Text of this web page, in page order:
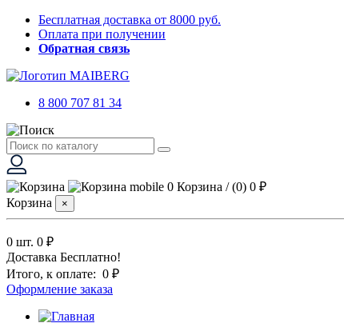
Бесплатная доставка от 8000 руб.
Оплата при получении
Обратная связь
8 800 707 81 34
0 Корзина /(0) 0 ₽
Корзина
×
0 шт. 0 ₽
Доставка Бесплатно!
Итого, к оплате: 0 ₽
Оформление заказа